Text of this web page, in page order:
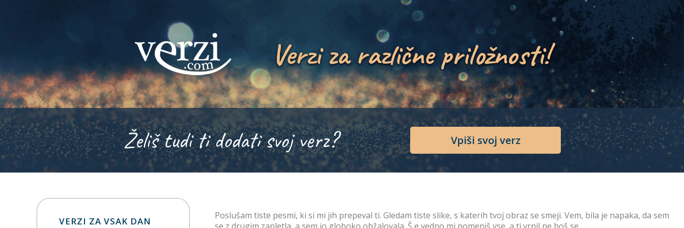
Verzi za različne priložnosti!
Želiš tudi ti dodati svoj verz? Vpiši svoj verz
Poslušam tiste pesmi, ki si mi jih prepeval ti. Gledam tiste slike, s katerih tvoj obraz se smeji. Vem, bila je napaka, da sem
VERZI ZA VSAK DAN